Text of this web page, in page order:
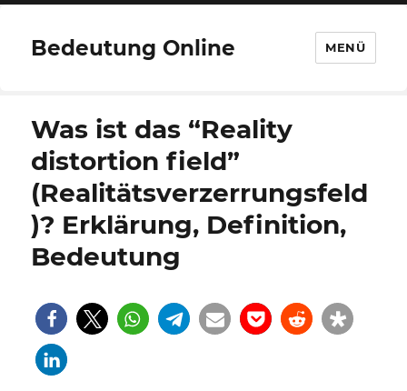
Bedeutung Online MENÜ
Was ist das “Reality
distortion field”
(Realitätsverzerrungsfeld
)? Erklärung, Definition,
Bedeutung